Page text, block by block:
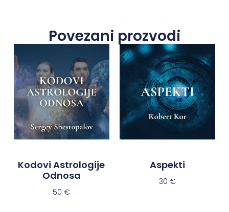
Povezani prozvodi
Kodovi Astrologije
Odnosa
50€
Aspekti
30€